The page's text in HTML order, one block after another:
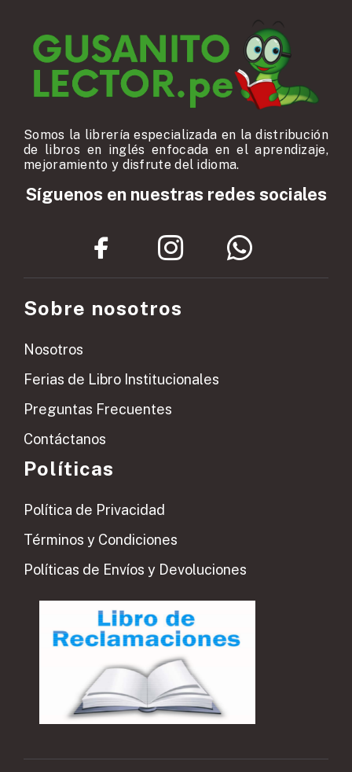
Somos la librería especializada en la distribución
de libros en inglés enfocada en el aprendizaje,
mejoramiento y disfrute del idioma.
Síguenos en nuestras redes sociales
Sobre nosotros
Nosotros
Ferias de Libro Institucionales
Preguntas Frecuentes
Contáctanos
Políticas
Política de Privacidad
Términos y Condiciones
Políticas de Envíos y Devoluciones